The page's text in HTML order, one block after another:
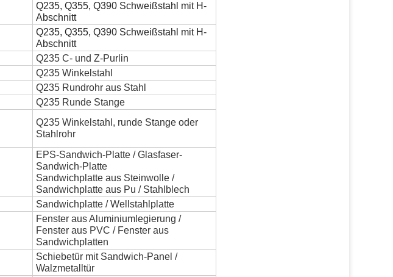
Q235, Q355, Q390 Schweißstahl mit H-
Abschnitt
Q235, Q355, Q390 Schweißstahl mit H-
Abschnitt
Q235 C- und Z-Purlin
Q235 Winkelstahl
Q235 Rundrohr aus Stahl
Q235 Runde Stange
Q235 Winkelstahl, runde Stange oder
Stahlrohr
EPS-Sandwich-Platte / Glasfaser-
Sandwich-Platte
Sandwichplatte aus Steinwolle /
Sandwichplatte aus Pu / Stahlblech
Sandwichplatte / Wellstahlplatte
Fenster aus Aluminiumlegierung /
Fenster aus PVC / Fenster aus
Sandwichplatten
Schiebetür mit Sandwich-Panel /
Walzmetalltür